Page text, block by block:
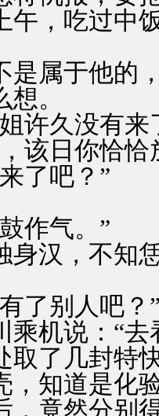
，吃过中饭
属于他的，
。
久没有来
日你恰恰
了吧？”
作气。”
汉，不知恁
别人吧？
机说：“去
了几封特
知道是化验
，竟然分别